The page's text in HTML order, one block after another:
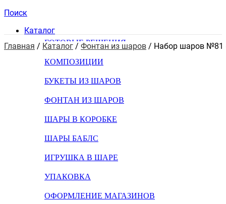
Поиск
Каталог
ГОТОВЫЕ РЕШЕНИЯ
КОМПОЗИЦИИ
БУКЕТЫ ИЗ ШАРОВ
ФОНТАН ИЗ ШАРОВ
ШАРЫ В КОРОБКЕ
ШАРЫ БАБЛС
ИГРУШКА В ШАРЕ
УПАКОВКА
ОФОРМЛЕНИЕ МАГАЗИНОВ
Главная / Каталог / Фонтан из шаров / Набор шаров №81